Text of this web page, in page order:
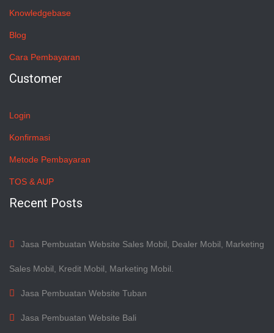
Knowledgebase
Blog
Cara Pembayaran
Customer
Login
Konfirmasi
Metode Pembayaran
TOS & AUP
Recent Posts
Jasa Pembuatan Website Sales Mobil, Dealer Mobil, Marketing
Sales Mobil, Kredit Mobil, Marketing Mobil.
Jasa Pembuatan Website Tuban
Jasa Pembuatan Website Bali